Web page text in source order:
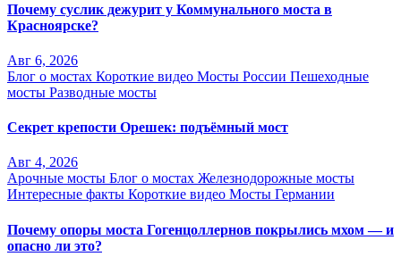
Почему суслик дежурит у Коммунального моста в
Красноярске?
Авг 6, 2026
Блог о мостах Короткие видео Мосты России Пешеходные
мосты Разводные мосты
Секрет крепости Орешек: подъёмный мост
Авг 4, 2026
Арочные мосты Блог о мостах Железнодорожные мосты
Интересные факты Короткие видео Мосты Германии
Почему опоры моста Гогенцоллернов покрылись мхом — и
опасно ли это?